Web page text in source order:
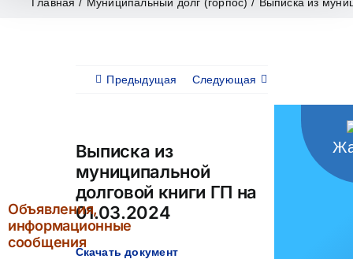
Предыдущая Следующая
Выписка из
муниципальной
долговой книги ГП на
01.03.2024
Скачать документ
Объявления,
информационные
сообщения